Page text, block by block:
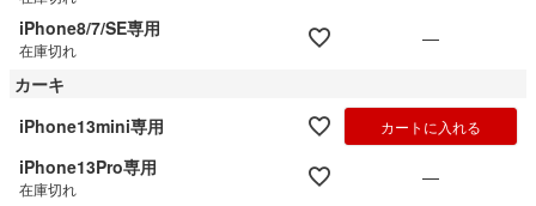
iPhone8/7/SE専用
在庫切れ
—
カーキ
iPhone13mini専用
カートに入れる
iPhone13Pro専用
在庫切れ
—